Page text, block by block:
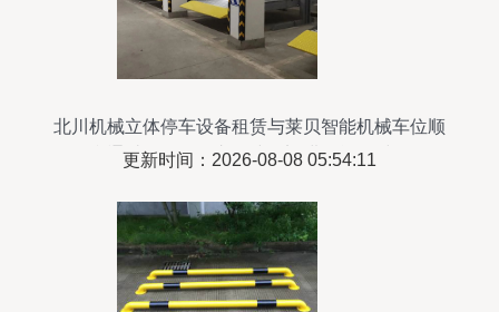
北川机械立体停车设备租赁与莱贝智能机械车位顺
利通过验收｜停车场建设迈进智能化时代
更新时间：2026-08-08 05:54:11